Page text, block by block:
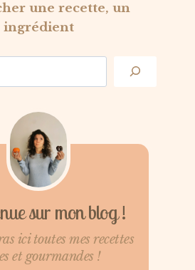
une recette, un
ingrédient
sur mon blog !
ici toutes mes recettes
et gourmandes !